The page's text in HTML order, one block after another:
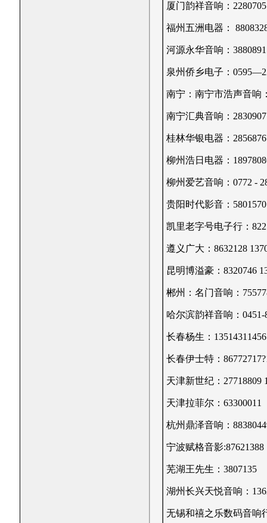
厦门韵祥音响：
福州五洲电器：
河源永华音响：3880891
泉州侨乡电子：
南宁：南宁市浩声音响
南宁汇典音响：2830907
桂林华银电器：
柳州浩日电器：
柳州爱艺音响：0772 -
贵阳时代影音：5801570
凯里老字号电子行：
遵义广大：8632128
昆明博溢豪：8320746
郴州：名门音响：
哈尔滨韵祥音响：0451-
长春杨生：13514311456
长春伊士特：
天津新世纪：27718809
天津拉菲尔：63300011
杭州鼎泽音响：
宁波赋格音影:87621388
芜湖王先生：3807135
湖州长兴天悦音响：
无锡和禧之乐数码音响